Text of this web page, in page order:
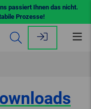
passiert Ihnen das nicht.
Prozesse!